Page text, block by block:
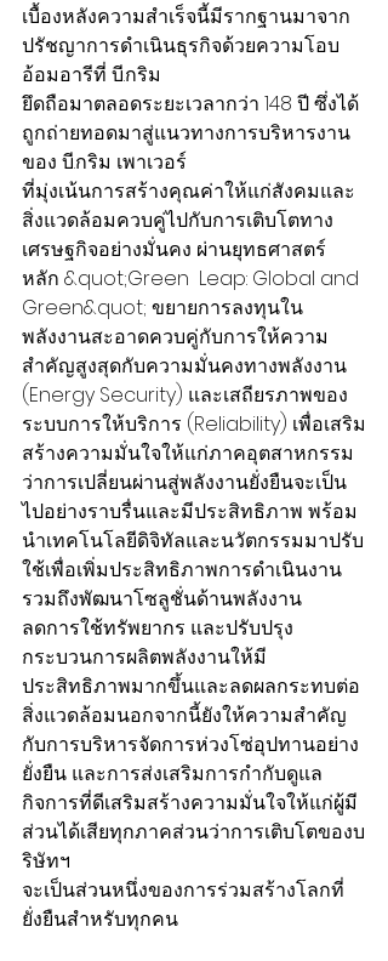
เบื้องหลังความสำเร็จนี้มีรากฐานมาจาก
ปรัชญาการดำเนินธุรกิจด้วยความโอบ
อ้อมอารีที่ บี.กริม
ยึดถือมาตลอดระยะเวลากว่า 148 ปี ซึ่งได้
ถูกถ่ายทอดมาสู่แนวทางการบริหารงาน
ของ บี.กริม เพาเวอร์
ที่มุ่งเน้นการสร้างคุณค่าให้แก่สังคมและ
สิ่งแวดล้อมควบคู่ไปกับการเติบโตทาง
เศรษฐกิจอย่างมั่นคง ผ่านยุทธศาสตร์
หลัก &quot;Green  Leap: Global and
Green&quot; ขยายการลงทุนใน
พลังงานสะอาดควบคู่กับการให้ความ
สำคัญสูงสุดกับความมั่นคงทางพลังงาน
(Energy Security) และเสถียรภาพของ
ระบบการให้บริการ (Reliability) เพื่อเสริม
สร้างความมั่นใจให้แก่ภาคอุตสาหกรรม
ว่าการเปลี่ยนผ่านสู่พลังงานยั่งยืนจะเป็น
ไปอย่างราบรื่นและมีประสิทธิภาพ พร้อม
นำเทคโนโลยีดิจิทัลและนวัตกรรมมาปรับ
ใช้เพื่อเพิ่มประสิทธิภาพการดำเนินงาน
รวมถึงพัฒนาโซลูชั่นด้านพลังงาน
ลดการใช้ทรัพยากร และปรับปรุง
กระบวนการผลิตพลังงานให้มี
ประสิทธิภาพมากขึ้นและลดผลกระทบต่อ
สิ่งแวดล้อมนอกจากนี้ยังให้ความสำคัญ
กับการบริหารจัดการห่วงโซ่อุปทานอย่าง
ยั่งยืน และการส่งเสริมการกำกับดูแล
กิจการที่ดีเสริมสร้างความมั่นใจให้แก่ผู้มี
ส่วนได้เสียทุกภาคส่วนว่าการเติบโตของบ
ริษัทฯ
จะเป็นส่วนหนึ่งของการร่วมสร้างโลกที่
ยั่งยืนสำหรับทุกคน